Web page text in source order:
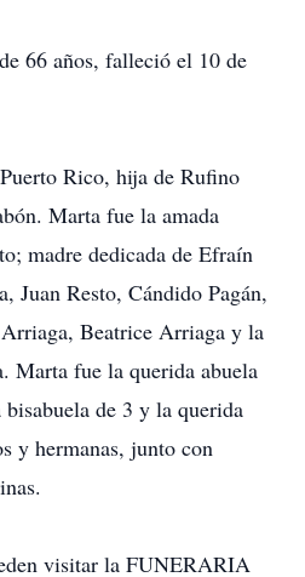
66 años, falleció el 10 de
Rico, hija de Rufino
Marta fue la amada
madre dedicada de Efraín
Juan Resto, Cándido Pagán,
Beatrice Arriaga y la
Marta fue la querida abuela
de 3 y la querida
y hermanas, junto con
visitar la FUNERARIA